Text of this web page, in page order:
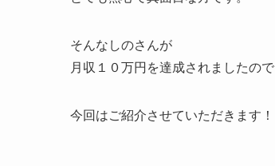
そんなしのさんが
月収１０万円を達成されましたので
今回はご紹介させていただきます！